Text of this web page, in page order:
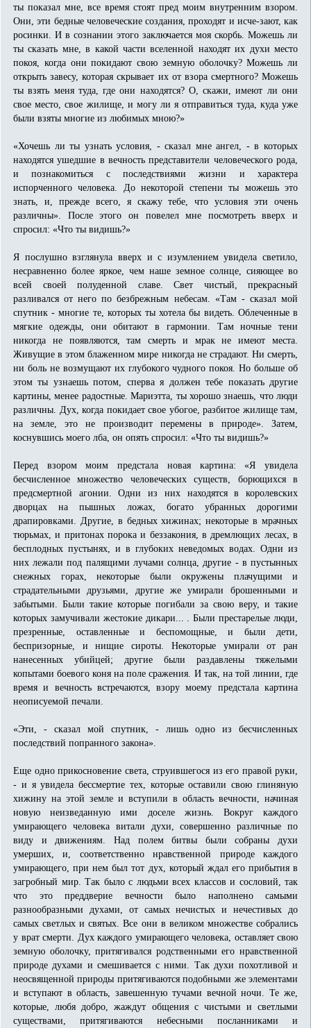
ты показал мне, все время стоят пред моим внутренним взором.
Они, эти бедные человеческие создания, проходят и исче-зают, как
росинки. И в сознании этого заключается моя скорбь. Можешь ли
ты сказать мне, в какой части вселенной находят их духи место
покоя, когда они покидают свою земную оболочку? Можешь ли
открыть завесу, которая скрывает их от взора смертного? Можешь
ты взять меня туда, где они находятся? О, скажи, имеют ли они
свое место, свое жилище, и могу ли я отправиться туда, куда уже
были взяты многие из любимых мною?»
«Хочешь ли ты узнать условия, - сказал мне ангел, - в которых
находятся ушедшие в вечность представители человеческого рода,
и познакомиться с последствиями жизни и характера
испорченного человека. До некоторой степени ты можешь это
знать, и, прежде всего, я скажу тебе, что условия эти очень
различны». После этого он повелел мне посмотреть вверх и
спросил: «Что ты видишь?»
Я послушно взглянула вверх и с изумлением увидела светило,
несравненно более яркое, чем наше земное солнце, сияющее во
всей своей полуденной славе. Свет чистый, прекрасный
разливался от него по безбрежным небесам. «Там - сказал мой
спутник - многие те, которых ты хотела бы видеть. Облеченные в
мягкие одежды, они обитают в гармонии. Там ночные тени
никогда не появляются, там смерть и мрак не имеют места.
Живущие в этом блаженном мире никогда не страдают. Ни смерть,
ни боль не возмущают их глубокого чудного покоя. Но больше об
этом ты узнаешь потом, сперва я должен тебе показать другие
картины, менее радостные. Мариэтта, ты хорошо знаешь, что люди
различны. Дух, когда покидает свое убогое, разбитое жилище там,
на земле, это не производит перемены в природе». Затем,
коснувшись моего лба, он опять спросил: «Что ты видишь?»
Перед взором моим предстала новая картина: «Я увидела
бесчисленное множество человеческих существ, борющихся в
предсмертной агонии. Одни из них находятся в королевских
дворцах на пышных ложах, богато убранных дорогими
драпировками. Другие, в бедных хижинах; некоторые в мрачных
тюрьмах, и притонах порока и беззакония, в дремлющих лесах, в
бесплодных пустынях, и в глубоких неведомых водах. Одни из
них лежали под палящими лучами солнца, другие - в пустынных
снежных горах, некоторые были окружены плачущими и
страдательными друзьями, другие же умирали брошенными и
забытыми. Были такие которые погибали за свою веру, и такие
которых замучивали жестокие дикари... . Были престарелые люди,
презренные, оставленные и беспомощные, и были дети,
беспризорные, и нищие сироты. Некоторые умирали от ран
нанесенных убийцей; другие были раздавлены тяжелыми
копытами боевого коня на поле сражения. И так, на той линии, где
время и вечность встречаются, взору моему предстала картина
неописуемой печали.
«Эти, - сказал мой спутник, - лишь одно из бесчисленных
последствий попранного закона».
Еще одно прикосновение света, струившегося из его правой руки,
- и я увидела бессмертие тех, которые оставили свою глиняную
хижину на этой земле и вступили в область вечности, начиная
новую неизведанную ими доселе жизнь. Вокруг каждого
умирающего человека витали духи, совершенно различные по
виду и движениям. Над полем битвы были собраны духи
умерших, и, соответственно нравственной природе каждого
умирающего, при нем был тот дух, который ждал его прибытия в
загробный мир. Так было с людьми всех классов и сословий, так
что это преддверие вечности было наполнено самыми
разнообразными духами, от самых нечистых и нечестивых до
самых светлых и святых. Все они в великом множестве собрались
у врат смерти. Дух каждого умирающего человека, оставляет свою
земную оболочку, притягивался родственными его нравственной
природе духами и смешивается с ними. Так духи похотливой и
неосвященной природы притягиваются подобными же элементами
и вступают в область, завешенную тучами вечной ночи. Те же,
которые, любя добро, жаждут общения с чистыми и светлыми
существами, притягиваются небесными посланниками и